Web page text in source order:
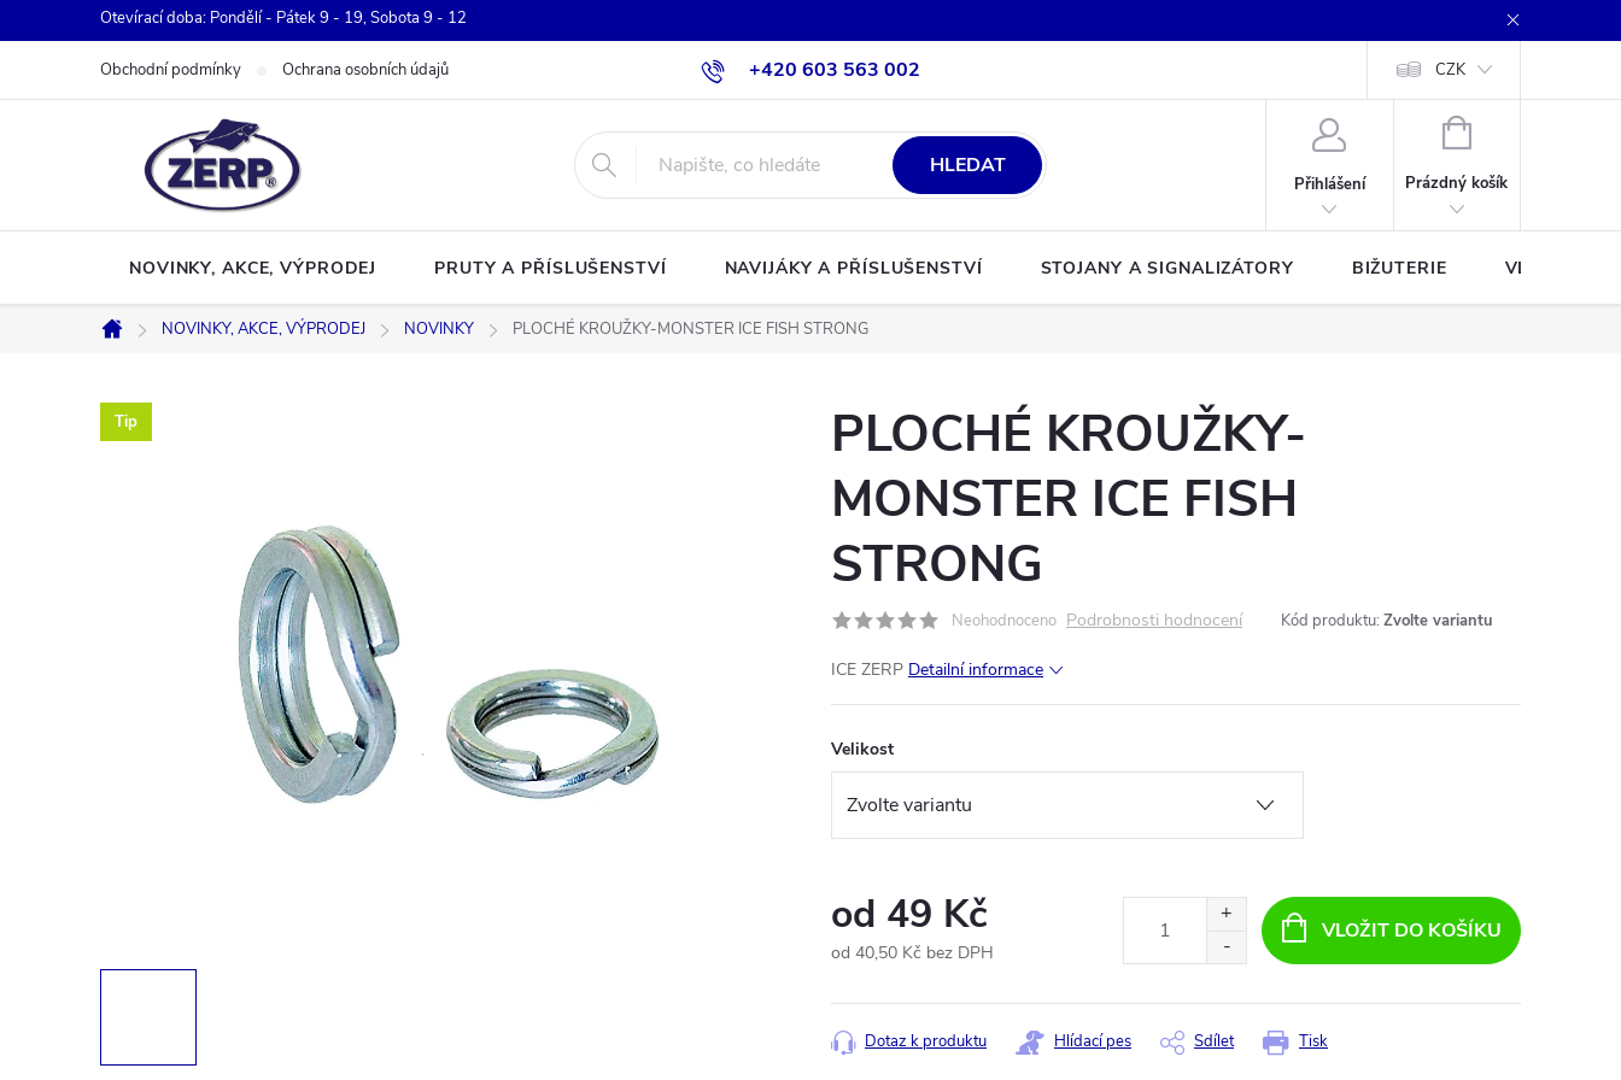
na
Otevírací doba: Pondělí - Pátek 9 - 19, Sobota 9 - 12
+420 603 563 002
Obchodní podmínky Ochrana osobních údajů CZK
HLEDAT
Přihlášení
NÁKUPNÍ
Prázdný košík
NOVINKY, AKCE, VÝPRODEJ PRUTY A PŘÍSLUŠENSTVÍ NAVIJÁKY A PŘÍSLUŠENSTVÍ STOJANY A SIGNALIZÁTORY BIŽUTERIE VLASCE A
Domů
NOVINKY, AKCE, VÝPRODEJ NOVINKY PLOCHÉ KROUŽKY-MONSTER ICE FISH STRONG
Tip
PLOCHÉ KROUŽKY-
MONSTER ICE FISH
STRONG
Neohodnoceno Podrobnosti hodnocení Kód produktu: Zvolte variantu
ICE ZERP Detailní informace
Velikost
od 49 Kč
od 40,50 Kč bez DPH
cena:
VLOŽIT DO KOŠÍKU
Tisk
Dotaz k produktu Hlídací pes Sdílet